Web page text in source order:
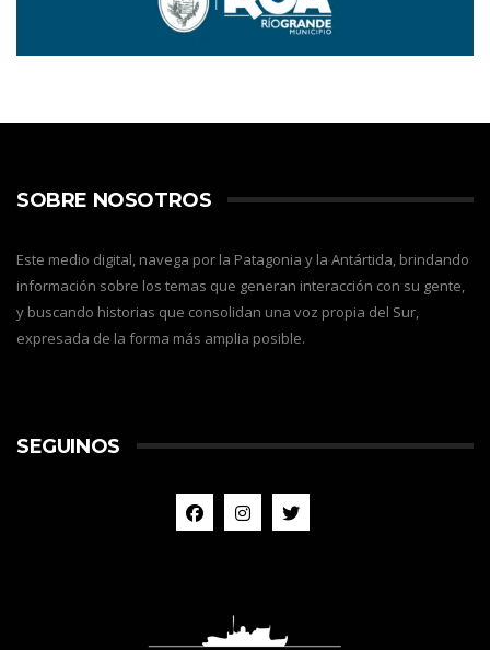
SOBRE NOSOTROS
Este medio digital, navega por la Patagonia y la Antártida, brindando
información sobre los temas que generan interacción con su gente,
y buscando historias que consolidan una voz propia del Sur,
expresada de la forma más amplia posible.
SEGUINOS